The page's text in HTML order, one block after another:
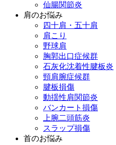
仙腸関節炎
肩のお悩み
四十肩・五十肩
肩こり
野球肩
胸郭出口症候群
石灰化沈着性腱板炎
頸肩腕症候群
腱板損傷
動揺性肩関節炎
バンカート損傷
上腕二頭筋炎
スラップ損傷
首のお悩み